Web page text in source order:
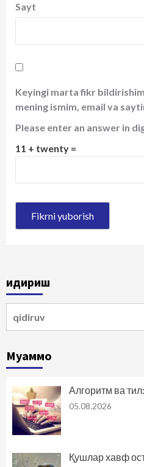
Sayt
Keyingi marta fikr
mening ismim, email va
Please enter an answer in
11 + twenty =
Қидириш
Муаммо
Алгоритм ва
05.08.2026
Қушлар хавф